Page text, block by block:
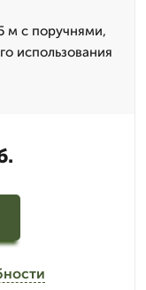
м с поручнями,
использования